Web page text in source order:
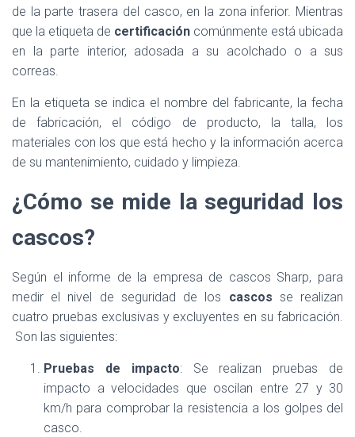
de la parte trasera del casco, en la zona inferior. Mientras
que la etiqueta de certificación comúnmente está ubicada
en la parte interior, adosada a su acolchado o a sus
correas.
En la etiqueta se indica el nombre del fabricante, la fecha
de fabricación, el código de producto, la talla, los
materiales con los que está hecho y la información acerca
de su mantenimiento, cuidado y limpieza.
¿Cómo se mide la seguridad los
cascos?
Según el informe de la empresa de cascos Sharp, para
medir el nivel de seguridad de los cascos se realizan
cuatro pruebas exclusivas y excluyentes en su fabricación.
Son las siguientes:
Pruebas de impacto: Se realizan pruebas de
impacto a velocidades que oscilan entre 27 y 30
km/h para comprobar la resistencia a los golpes del
casco.